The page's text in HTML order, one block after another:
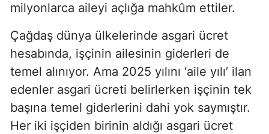
milyonlarca aileyi açlığa mahkûm ettiler.
Çağdaş dünya ülkelerinde asgari ücret
hesabında, işçinin ailesinin giderleri de
temel alınıyor. Ama 2025 yılını ‘aile yılı’ ilan
edenler asgari ücreti belirlerken işçinin tek
başına temel giderlerini dahi yok saymıştır.
Her iki işçiden birinin aldığı asgari ücret